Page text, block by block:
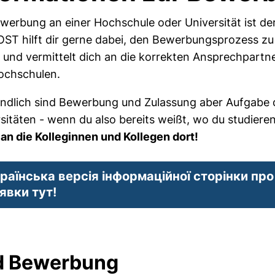
an einer Hochschule oder Universität ist
hilft dir gerne dabei, den Bewerbungsprozess
vermittelt dich an die korrekten
sind Bewerbung und Zulassung aber
- wenn du also bereits weißt, wo du
die Kolleginnen und Kollegen dort!
версія інформаційної сторінки
тут!
Bewerbung